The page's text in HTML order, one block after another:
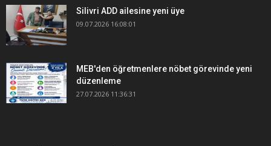
Silivri ADD ailesine yeni üye
09.07.2026 16:08:01
MEB'den öğretmenlere nöbet görevinde yeni
düzenleme
27.07.2026 11:36:31